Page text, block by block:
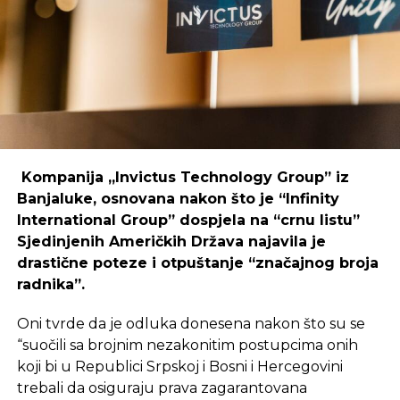
coworking prostori mogu uspješno djelovati i u
regijama koje nisu urbani centri, ali zahtijeva
podršku i ulaganja koja će omogućiti dugoročnu
održivost ovakvih inicijativa.
Ulaganje u coworking prostor u Čapljini moglo bi
postati ključan korak prema stvaranju napredne
poslovne klime, privlačenju novih profesionalaca te
nove projekte i lokalnu ekonomiju.
Kompanija „Invictus Technology Group” iz
Banjaluke, osnovana nakon što je “Infinity
International Group” dospjela na “crnu listu”
Sjedinjenih Američkih Država najavila je
drastične poteze i otpuštanje “značajnog broja
radnika”.
Oni tvrde da je odluka donesena nakon što su se
“suočili sa brojnim nezakonitim postupcima onih
koji bi u Republici Srpskoj i Bosni i Hercegovini
trebali da osiguraju prava zagarantovana